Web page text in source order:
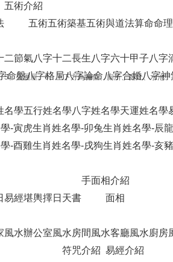
五術介紹
五術五術築基五術與道法算命命理
二節氣八字十二長生八字六十甲子八字
命盤八字格局八字論命八字合婚八字神
名學五行姓名學八字姓名學天運姓名學
-寅虎生肖姓名學-卯兔生肖姓名學-辰龍
-酉雞生肖姓名學-戌狗生肖姓名學-亥豬
易經堪輿擇日天書
手面相介紹
面相
風水辦公室風水房間風水客廳風水廚房
符咒介紹 易經介紹
夾層屋。6、上下方為神位、廁所、廚灶、水池、